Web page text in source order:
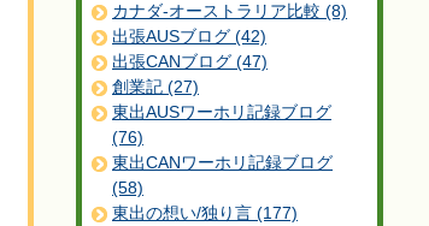
カナダ-オーストラリア比較 (8)
出張AUSブログ (42)
出張CANブログ (47)
創業記 (27)
東出AUSワーホリ記録ブログ
(76)
東出CANワーホリ記録ブログ
(58)
東出の想い/独り言 (177)